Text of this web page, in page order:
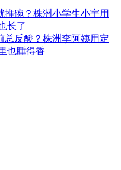
推碗？株洲小学生小宇用
长了
总反酸？株洲李阿姨用定
也睡得香